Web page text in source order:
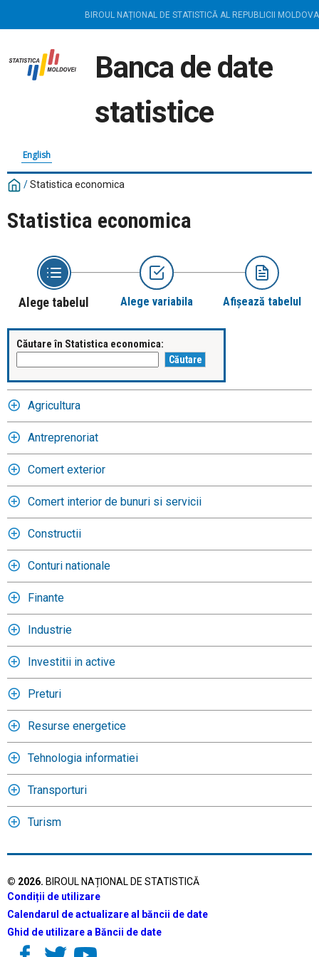
BIROUL NAȚIONAL DE STATISTICĂ AL REPUBLICII MOLDOVA
Banca de date
statistice
English
/Statistica economica
Statistica economica
Alege tabelul Alege variabila Afișează tabelul
Căutare în Statistica economica:
Agricultura
Antreprenoriat
Comert exterior
Comert interior de bunuri si servicii
Constructii
Conturi nationale
Finante
Industrie
Investitii in active
Preturi
Resurse energetice
Tehnologia informatiei
Transporturi
Turism
© 2026. BIROUL NAȚIONAL DE STATISTICĂ
Condiții de utilizare
Calendarul de actualizare al băncii de date
Ghid de utilizare a Băncii de date